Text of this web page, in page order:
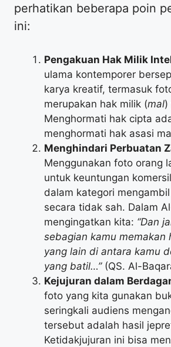
perhatikan beberapa poin
ini:
Pengakuan Hak Milik
ulama kontemporer
karya kreatif, termasuk
merupakan hak milik (mal)
Menghormati hak cipta
menghormati hak asasi
Menghindari Perbuatan
Menggunakan foto orang
untuk keuntungan
dalam kategori
secara tidak sah. Dalam
mengingatkan kita: “Dan
sebagian kamu memakan
yang lain di antara kamu
yang batil…”(QS. Al-
Kejujuran dalam
foto yang kita gunakan
seringkali audiens
tersebut adalah hasil
Ketidakjujuran ini bisa